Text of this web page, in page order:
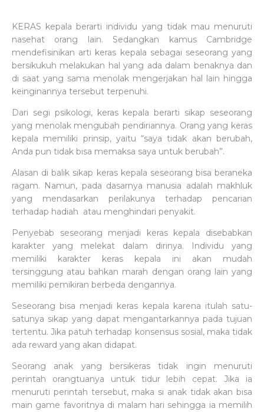
KERAS kepala berarti individu yang tidak mau menuruti
nasehat orang lain. Sedangkan kamus Cambridge
mendefisinikan arti keras kepala sebagai seseorang yang
bersikukuh melakukan hal yang ada dalam benaknya dan
di saat yang sama menolak mengerjakan hal lain hingga
keinginannya tersebut terpenuhi.
Dari segi psikologi, keras kepala berarti sikap seseorang
yang menolak mengubah pendiriannya. Orang yang keras
kepala memiliki prinsip, yaitu “saya tidak akan berubah,
Anda pun tidak bisa memaksa saya untuk berubah”.
Alasan di balik sikap keras kepala seseorang bisa beraneka
ragam. Namun, pada dasarnya manusia adalah makhluk
yang mendasarkan perilakunya terhadap pencarian
terhadap hadiah atau menghindari penyakit.
Penyebab seseorang menjadi keras kepala disebabkan
karakter yang melekat dalam dirinya. Individu yang
memiliki karakter keras kepala ini akan mudah
tersinggung atau bahkan marah dengan orang lain yang
memiliki pemikiran berbeda dengannya.
Seseorang bisa menjadi keras kepala karena itulah satu-
satunya sikap yang dapat mengantarkannya pada tujuan
tertentu. Jika patuh terhadap konsensus sosial, maka tidak
ada reward yang akan didapat.
Seorang anak yang bersikeras tidak ingin menuruti
perintah orangtuanya untuk tidur lebih cepat. Jika ia
menuruti perintah tersebut, maka si anak tidak akan bisa
main game favoritnya di malam hari sehingga ia memilih